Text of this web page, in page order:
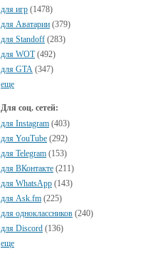
для игр (1478)
для Аватарии (379)
для Standoff (283)
для WOT (492)
для GTA (347)
еще
Для соц. сетей:
для Instagram (403)
для YouTube (292)
для Telegram (153)
для ВКонтакте (211)
для WhatsApp (143)
для Ask.fm (225)
для одноклассников (240)
для Discord (136)
еще